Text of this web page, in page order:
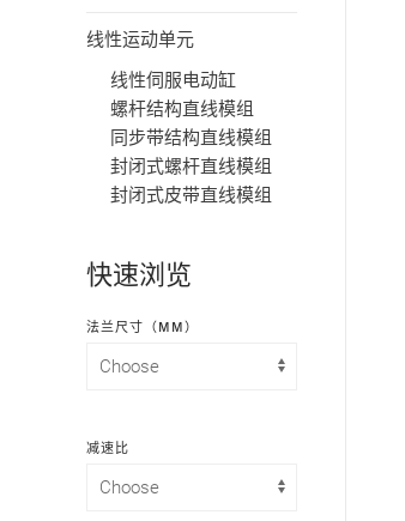
线性运动单元
线性伺服电动缸
螺杆结构直线模组
同步带结构直线模组
封闭式螺杆直线模组
封闭式皮带直线模组
快速浏览
法兰尺寸（MM）
减速比